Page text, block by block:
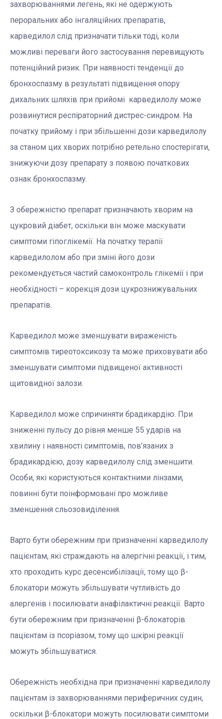
захворюваннями легень, які не одержують
пероральних або інгаляційних препаратів,
карведилол слід призначати тільки тоді, коли
можливі переваги його застосування перевищують
потенційний ризик. При наявності тенденції до
бронхоспазму в результаті підвищення опору
дихальних шляхів при прийомі карведилолу може
розвинутися респіраторний дистрес-синдром. На
початку прийому і при збільшенні дози карведилолу
за станом цих хворих потрібно ретельно спостерігати,
знижуючи дозу препарату з появою початкових
ознак бронхоспазму.
З обережністю препарат призначають хворим на
цукровий діабет, оскільки він може маскувати
симптоми гіпоглікемії. На початку терапії
карведилолом або при зміні його дози
рекомендується частий самоконтроль глікемії і при
необхідності – корекція дози цукрознижувальних
препаратів.
Карведилол може зменшувати вираженість
симптомів тиреотоксикозу та може приховувати або
зменшувати симптоми підвищеної активності
щитовидної залози.
Карведилол може спричиняти брадикардію. При
зниженні пульсу до рівня менше 55 ударів на
хвилину і наявності симптомів, пов’язаних з
брадикардією, дозу карведилолу слід зменшити.
Особи, які користуються контактними лінзами,
повинні бути поінформовані про можливе
зменшення сльозовиділення.
Варто бути обережним при призначенні карведилолу
пацієнтам, які страждають на алергічні реакції, і тим,
хто проходить курс десенсибілізації, тому що β-
блокатори можуть збільшувати чутливість до
алергенів і посилювати анафілактичні реакції. Варто
бути обережним при призначенні β-блокаторів
пацієнтам із псоріазом, тому що шкірні реакції
можуть збільшуватися.
Обережність необхідна при призначенні карведилолу
пацієнтам із захворюваннями периферичних судин,
оскільки β-блокатори можуть посилювати симптоми